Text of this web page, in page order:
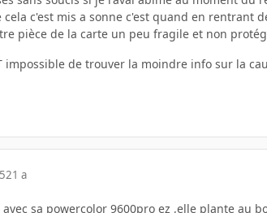
c'est mis a sonne c'est quand en rentrant
pièce de la carte un peu fragile et non
impossible de trouver la moindre info sur la
21 a
sa powercolor 9600pro ez ,elle plante au